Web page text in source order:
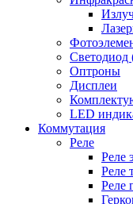
Светодиод
Оптроны
Дисплеи
LED
Коммутация
Реле
Реле
Реле
Реле